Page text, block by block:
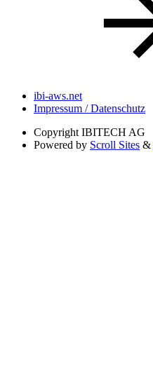
ibi-aws.net
Impressum / Datenschutz
Copyright IBITECH AG
Powered by Scroll Sites &